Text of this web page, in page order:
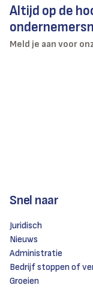
Altijd op de
Meld je aan voor
Snel naar
Juridisch
Nieuws
Administratie
Bedrijf stoppen of
Groeien